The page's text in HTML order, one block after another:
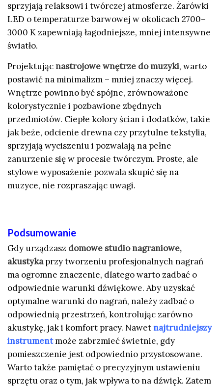
sprzyjają relaksowi i twórczej atmosferze. Żarówki
LED o temperaturze barwowej w okolicach 2700–
3000 K zapewniają łagodniejsze, mniej intensywne
światło.
Projektując nastrojowe wnętrze do muzyki, warto
postawić na minimalizm – mniej znaczy więcej.
Wnętrze powinno być spójne, zrównoważone
kolorystycznie i pozbawione zbędnych
przedmiotów. Ciepłe kolory ścian i dodatków, takie
jak beże, odcienie drewna czy przytulne tekstylia,
sprzyjają wyciszeniu i pozwalają na pełne
zanurzenie się w procesie twórczym. Proste, ale
stylowe wyposażenie pozwala skupić się na
muzyce, nie rozpraszając uwagi.
Podsumowanie
Gdy urządzasz domowe studio nagraniowe,
akustykaprzy tworzeniu profesjonalnych nagrań
ma ogromne znaczenie, dlatego warto zadbać o
odpowiednie warunki dźwiękowe. Aby uzyskać
optymalne warunki do nagrań, należy zadbać o
odpowiednią przestrzeń, kontrolując zarówno
akustykę, jak i komfort pracy. Nawet najtrudniejszy
instrumentmoże zabrzmieć świetnie, gdy
pomieszczenie jest odpowiednio przystosowane.
Warto także pamiętać o precyzyjnym ustawieniu
sprzętu oraz o tym, jak wpływa to na dźwięk. Zatem